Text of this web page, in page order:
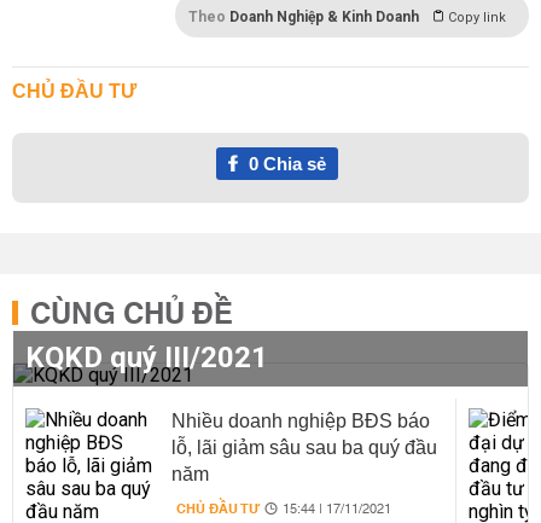
Theo Doanh Nghiệp & Kinh Doanh Copy link
CHỦ ĐẦU TƯ
0Chia sẻ
CÙNG CHỦ ĐỀ
KQKD quý III/2021
Nhiều doanh nghiệp BĐS báo
lỗ, lãi giảm sâu sau ba quý đầu
năm
CHỦ ĐẦU TƯ 15:44 | 17/11/2021